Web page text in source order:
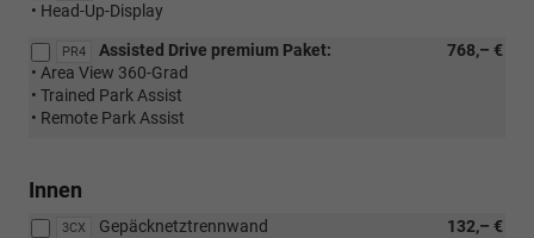
• Head-Up-Display
PR4 768,– €
Assisted Drive premium Paket:
• Area View 360-Grad
• Trained Park Assist
• Remote Park Assist
Innen
3CX 132,– €
Gepäcknetztrennwand